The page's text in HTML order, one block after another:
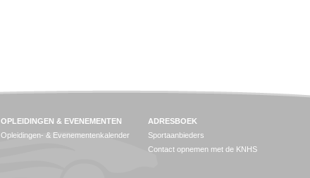
OPLEIDINGEN & EVENEMENTEN
Opleidingen- & Evenementenkalender
ADRESBOEK
Sportaanbieders
Contact opnemen met de KNHS